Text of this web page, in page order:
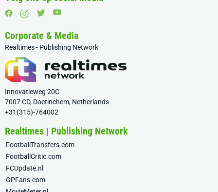
Corporate & Media
Realtimes - Publishing Network
Innovatieweg 20C
7007 CD, Doetinchem, Netherlands
+31(315)-764002
Realtimes | Publishing Network
FootballTransfers.com
FootballCritic.com
FCUpdate.nl
GPFans.com